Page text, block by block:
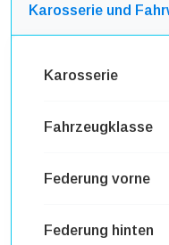
Karosserie und
Karosserie
Fahrzeugklasse
Federung vorne
Federung hinten